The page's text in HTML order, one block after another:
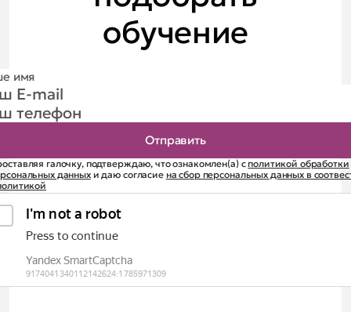
обучение
галочку, подтверждаю, что ознакомлен(а) с политикой обработки
данныхи даю согласие на сбор персональных данных в